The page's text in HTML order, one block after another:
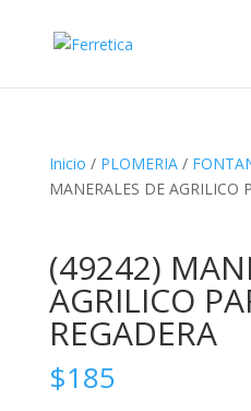
Inicio / PLOMERIA/
MANERALES DE AGRILICO
(49242)
AGRILICO
REGADERA
$185